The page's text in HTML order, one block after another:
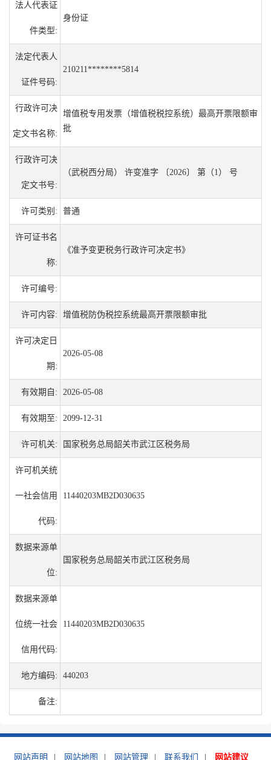
法人代表证
件类型:
身份证
法定代表人
证件号码:
210211********5814
行政许可决
定文书名称:
增值税专用发票（增值税税控系统）最高开票限额审
批
行政许可决
定文书号:
（武税西分局） 许变准字 〔2026〕 第（1） 号
许可类别: 普通
许可证书名
称:
《准予变更税务行政许可决定书》
许可编号:
许可内容: 增值税防伪税控系统最高开票限额审批
许可决定日
期:
2026-05-08
有效期自: 2026-05-08
有效期至: 2099-12-31
许可机关: 国家税务总局韶关市武江区税务局
许可机关统
一社会信用
代码:
11440203MB2D030635
数据来源单
位:
国家税务总局韶关市武江区税务局
数据来源单
位统一社会
信用代码:
11440203MB2D030635
地方编码: 440203
备注:
网站声明 网站地图 网站管理 联系我们 网站建议